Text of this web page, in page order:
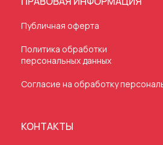
Публичная оферта
Политика обработки
персональных данных
Согласие на обработку
КОНТАКТЫ